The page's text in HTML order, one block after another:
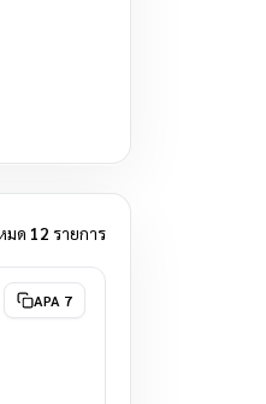
มด 12 รายการ
APA 7